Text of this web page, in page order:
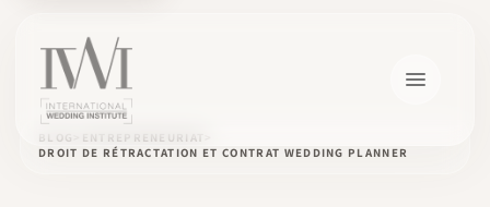
BLOG
ENTREPRENEURIAT
DROIT DE RÉTRACTATION ET CONTRAT WEDDING PLANNER